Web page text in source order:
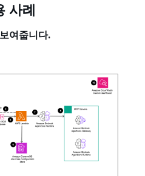
사례
여줍니다.